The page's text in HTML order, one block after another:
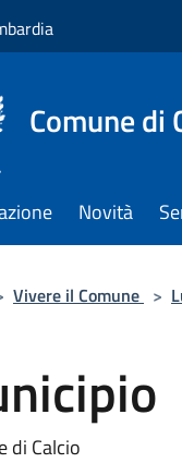
Comune di
Novità
Vivere il Comune >
di Calcio